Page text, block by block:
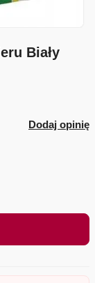
Biały
Dodaj opinię